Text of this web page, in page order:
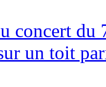
concert du
un toit